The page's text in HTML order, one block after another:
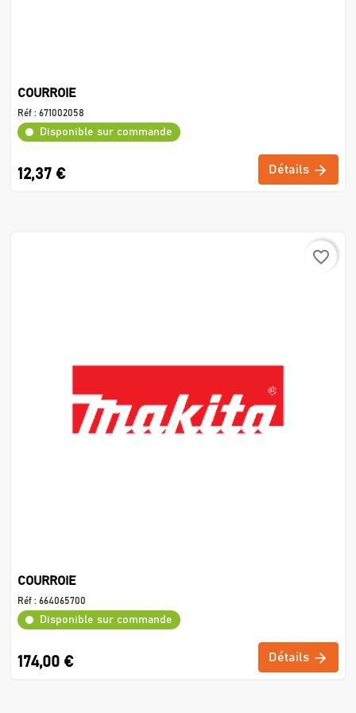
COURROIE
Réf : 671002058
Disponible sur commande
12,37 € Détails
favorite_border
COURROIE
Réf : 664065700
Disponible sur commande
174,00 € Détails